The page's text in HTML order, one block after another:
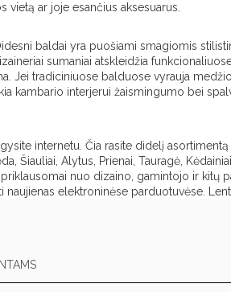
vietą ar joje esančius aksesuarus.
baldai yra puošiami smagiomis
sumaniai atskleidžia
Jei tradiciniuose balduose vyrauja
kambario interjerui žaismingumo bei
internetu. Čia rasite didelį
Šiauliai, Alytus, Prienai, Tauragė,
nuo dizaino, gamintojo ir
elektroninėse parduotuvėse.